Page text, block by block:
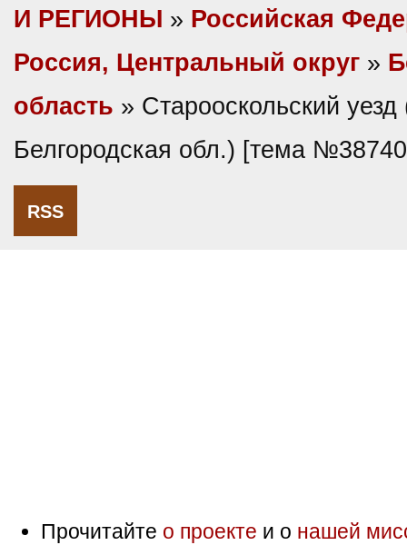
И РЕГИОНЫ » Российская
Россия, Центральный округ »
область » Старооскольский уезд
Белгородская обл.) [тема
RSS
Прочитайте о проекте и о нашей